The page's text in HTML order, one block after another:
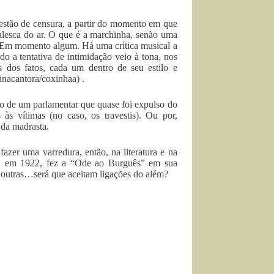
de censura, a partir do momento em que
do ar. O que é a marchinha, senão uma
momento algum. Há uma crítica musical a
a tentativa de intimidação veio à tona, nos
dos fatos, cada um dentro de seu estilo e
coxinhaa) .
de um parlamentar que quase foi expulso do
vítimas (no caso, os travestis). Ou por,
madrasta.
uma varredura, então, na literatura e na
1922, fez a “Ode ao Burguês” em sua
que aceitam ligações do além?